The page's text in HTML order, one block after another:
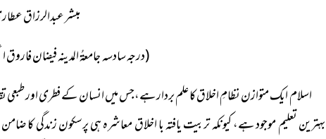
مبشر عبدالرزاق
(درجہ سادسہجامعۃُ المدینہ فیضان
اسلام ایک متوازن نظامِ اخلاق کا علم بردار ہے،جس میں انسان کے فطری اور طبعی
بہترین تعلیم موجود ہے، کیونکہ تربیت یافتہ با اخلاقمعاشرہ ہی پرسکون زندگی کا